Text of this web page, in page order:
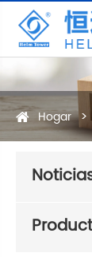
Hogar